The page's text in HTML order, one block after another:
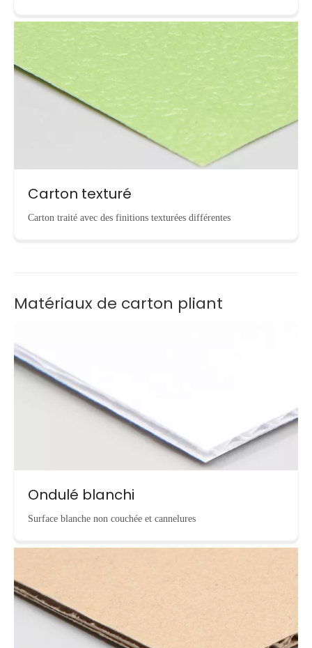
Carton texturé
Carton traité avec des finitions texturées différentes
Matériaux de carton pliant
Ondulé blanchi
Surface blanche non couchée et cannelures